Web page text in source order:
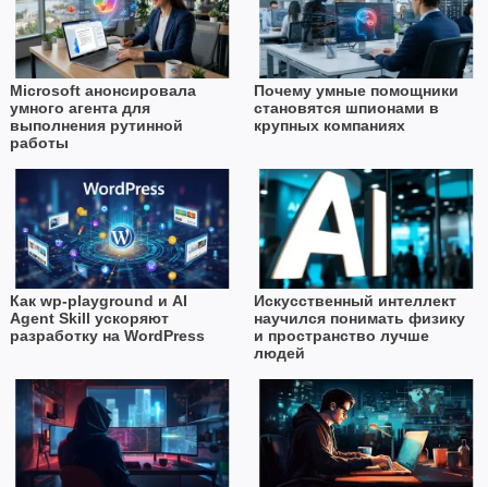
Microsoft анонсировала
умного агента для
выполнения рутинной
работы
Почему умные помощники
становятся шпионами в
крупных компаниях
Как wp-playground и AI
Agent Skill ускоряют
разработку на WordPress
Искусственный интеллект
научился понимать физику
и пространство лучше
людей